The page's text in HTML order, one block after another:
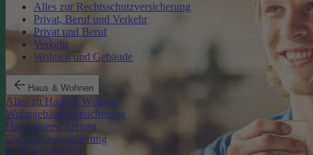
Alles zur Rechtsschutzversicherung
Privat, Beruf und Verkehr
Privat und Beruf
Verkehr
Wohnen und Gebäude
Haus & Wohnen
Alles zu Haus & Wohnen
Wohngebäudeversicherung
Hausratversicherung
Elementarversicherung
Glasversicherung